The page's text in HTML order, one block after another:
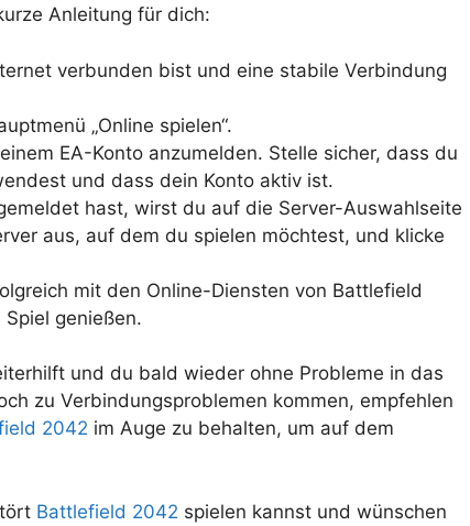
Anleitung für dich:
verbunden bist und eine stabile Verbindung
„Online spielen“.
EA-Konto anzumelden. Stelle sicher, dass du
und dass dein Konto aktiv ist.
hast, wirst du auf die Server-Auswahlseite
aus, auf dem du spielen möchtest, und klicke
mit den Online-Diensten von Battlefield
genießen.
und du bald wieder ohne Probleme in das
zu Verbindungsproblemen kommen, empfehlen
2042 im Auge zu behalten, um auf dem
Battlefield 2042 spielen kannst und wünschen